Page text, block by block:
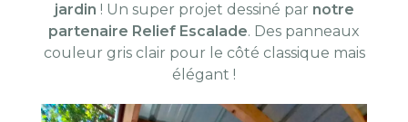
jardin ! Un super projet dessiné par notre
partenaire Relief Escalade. Des panneaux
couleur gris clair pour le côté classique mais
élégant !